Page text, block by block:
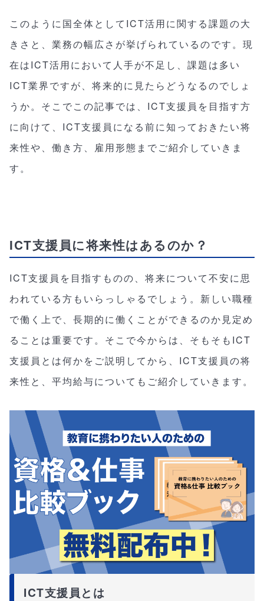
このように国全体としてICT活用に関する課題の大
きさと、業務の幅広さが挙げられているのです。現
在はICT活用において人手が不足し、課題は多い
ICT業界ですが、将来的に見たらどうなるのでしょ
うか。そこでこの記事では、ICT支援員を目指す方
に向けて、ICT支援員になる前に知っておきたい将
来性や、働き方、雇用形態までご紹介していきま
す。
ICT支援員に将来性はあるのか？
ICT支援員を目指すものの、将来について不安に思
われている方もいらっしゃるでしょう。新しい職種
で働く上で、長期的に働くことができるのか見定め
ることは重要です。そこで今からは、そもそもICT
支援員とは何かをご説明してから、ICT支援員の将
来性と、平均給与についてもご紹介していきます。
ICT支援員とは